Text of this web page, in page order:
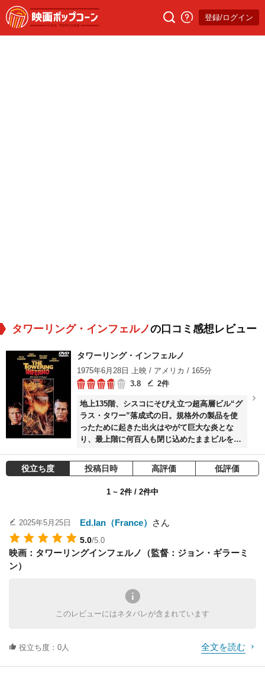
登録/ログイン
タワーリング・インフェルノの口コミ感想レビュー
タワーリング・インフェルノ
1975年6月28日 上映 / アメリカ / 165分
3.8
2件
地上135階、シスコにそびえ立つ超高層ビル“グ
ラス・タワー”落成式の日。規格外の製品を使
ったために起きた出火はやがて巨大な炎とな
り、最上階に何百人も閉じ込めたままビルを飲
役立ち度 投稿日時 高評価 低評価
1 ~ 2件 / 2件中
2025年5月25日 Ed.Ian（France） さん
5.0/5.0
映画：タワーリングインフェルノ（監督：ジョン・ギラーミ
ン）
このレビューにはネタバレが含まれています
役立ち度：0人 全文を読む